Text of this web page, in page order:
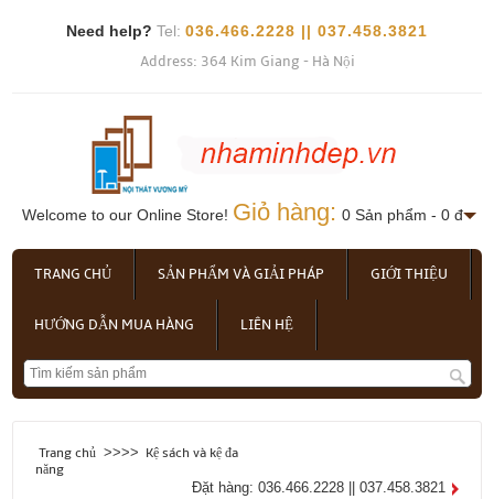
Need help? Tel: 036.466.2228 || 037.458.3821
Address: 364 Kim Giang - Hà Nội
Welcome to our Online Store! Giỏ hàng: 0 Sản phẩm - 0 đ
TRANG CHỦ SẢN PHẨM VÀ GIẢI PHÁP GIỚI THIỆU
HƯỚNG DẪN MUA HÀNG LIÊN HỆ
Trang chủ >>>> Kệ sách và kệ đa
năng
Đặt hàng: 036.466.2228 || 037.458.3821